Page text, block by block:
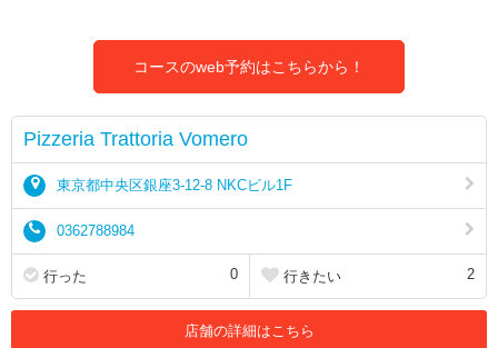
コースのweb予約はこちらから！
Pizzeria Trattoria Vomero
東京都中央区銀座3-12-8 NKCビル1F
0362788984
行った 0 行きたい 2
店舗の詳細はこちら